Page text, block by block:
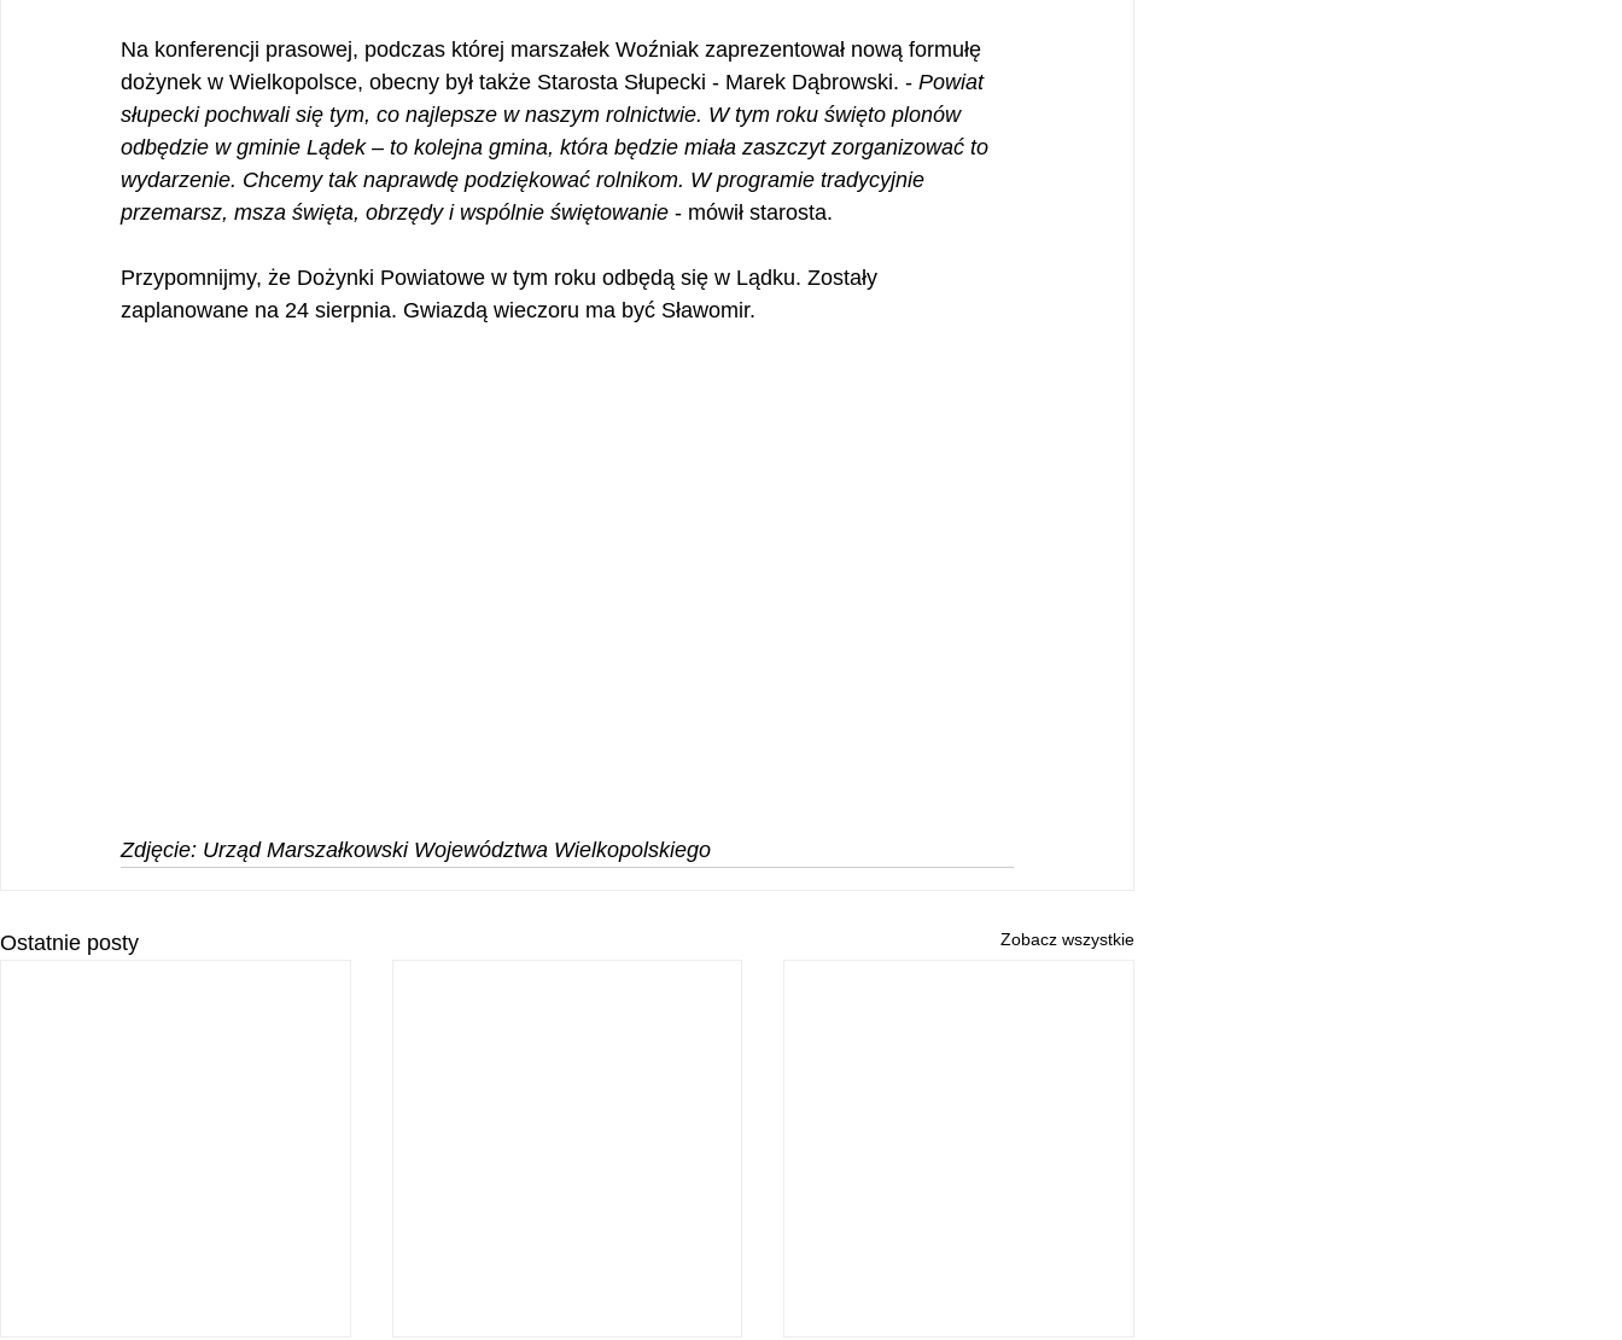
Na konferencji prasowej, podczas której marszałek Woźniak zaprezentował nową formułę
dożynek w Wielkopolsce, obecny był także Starosta Słupecki - Marek Dąbrowski. - Powiat
słupecki pochwali się tym, co najlepsze w naszym rolnictwie. W tym roku święto plonów
odbędzie w gminie Lądek – to kolejna gmina, która będzie miała zaszczyt zorganizować to
wydarzenie. Chcemy tak naprawdę podziękować rolnikom. W programie tradycyjnie
przemarsz, msza święta, obrzędy i wspólnie świętowanie - mówił starosta.
Przypomnijmy, że Dożynki Powiatowe w tym roku odbędą się w Lądku. Zostały
zaplanowane na 24 sierpnia. Gwiazdą wieczoru ma być Sławomir.
Zdjęcie: Urząd Marszałkowski Województwa Wielkopolskiego
Ostatnie posty Zobacz wszystkie